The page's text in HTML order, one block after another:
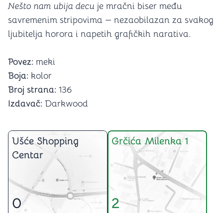
Nešto nam ubija decu je mračni biser među
savremenim stripovima — nezaobilazan za svakog
ljubitelja horora i napetih grafičkih narativa.
Povez: meki
Boja: kolor
Broj strana: 136
Izdavač: Darkwood
Ušće Shopping
Centar
0
Grčića Milenka 1
2